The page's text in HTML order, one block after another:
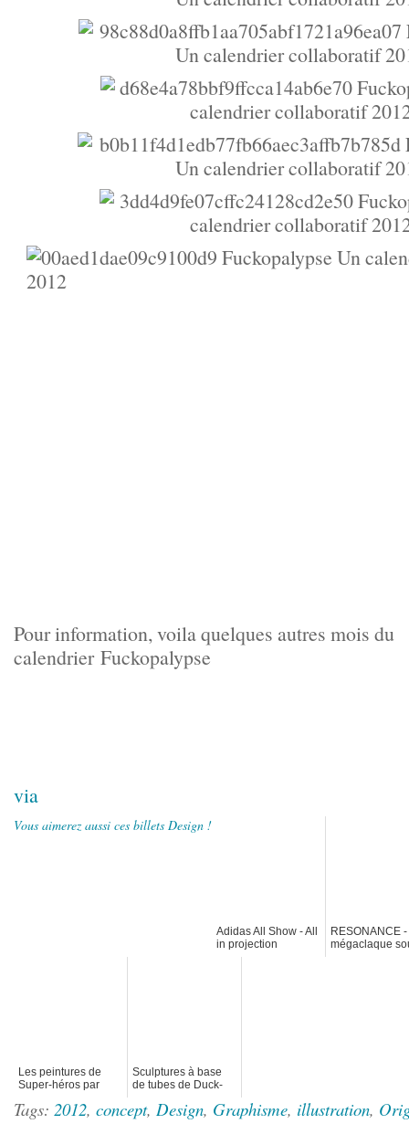
Pour information, voila quelques autres mois du
calendrier Fuckopalypse
via
Vous aimerez aussi ces billets Design !
Adidas All Show - All
in projection
bluffante en 3D sur
RESONANCE
mégaclaque
Les peintures de
Super-héros par
Sculptures à base
de tubes de Duck-
Tags: 2012, concept, Design, Graphisme, illustration,